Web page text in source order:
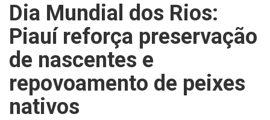
Dia Mundial dos Rios:
Piauí reforça preservação
de nascentes e
repovoamento de peixes
nativos